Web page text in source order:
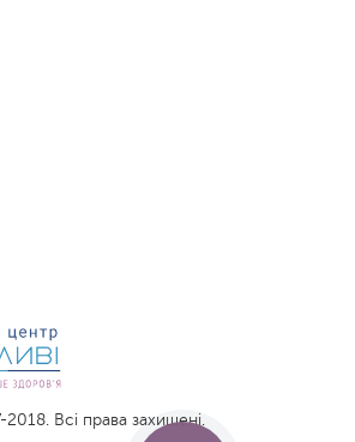
Всі права захищені.